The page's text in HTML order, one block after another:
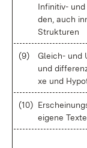
In­fi­ni­tiv-
den, auch
Struk­tu­ren
(9)
Gleich- und
und
xe und
(10)
ei­ge­ne